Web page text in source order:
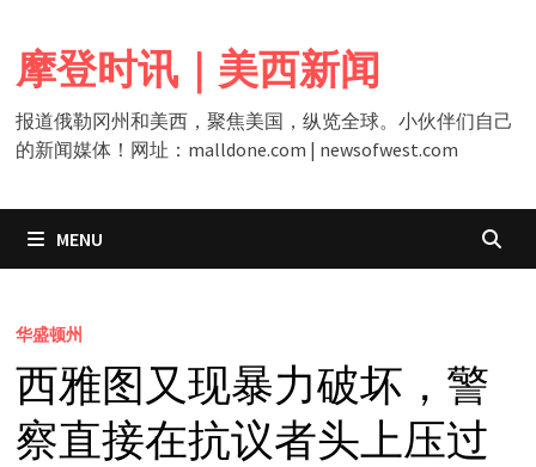
content
摩登时讯｜美西新闻
报道俄勒冈州和美西，聚焦美国，纵览全球。小伙伴们自己
的新闻媒体！网址：malldone.com | newsofwest.com
MENU
华盛顿州
西雅图又现暴力破坏，警
察直接在抗议者头上压过